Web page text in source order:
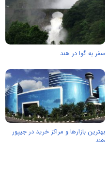
سفر به گوا در هند
بهترین بازارها و مراکز خرید در جیپور
هند